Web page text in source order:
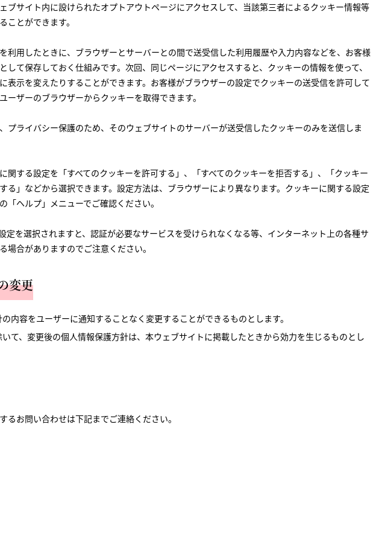
ブサイト内に設けられたオプトアウトページにアクセスして、当該第三者によるクッキー情報等
ことができます。
利用したときに、ブラウザーとサーバーとの間で送受信した利用履歴や入力内容などを、お客様
して保存しておく仕組みです。次回、同じページにアクセスすると、クッキーの情報を使って、
表示を変えたりすることができます。お客様がブラウザーの設定でクッキーの送受信を許可して
ーザーのブラウザーからクッキーを取得できます。
プライバシー保護のため、そのウェブサイトのサーバーが送受信したクッキーのみを送信しま
関する設定を「すべてのクッキーを許可する」、「すべてのクッキーを拒否する」、「クッキー
る」などから選択できます。設定方法は、ブラウザーにより異なります。クッキーに関する設定
「ヘルプ」メニューでご確認ください。
定を選択されますと、認証が必要なサービスを受けられなくなる等、インターネット上の各種サ
場合がありますのでご注意ください。
変更
内容をユーザーに通知することなく変更することができるものとします。
て、変更後の個人情報保護方針は、本ウェブサイトに掲載したときから効力を生じるものとし
るお問い合わせは下記までご連絡ください。